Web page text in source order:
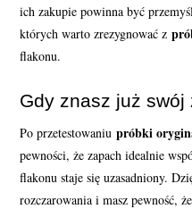
ich zakupie powinna być
których warto zrezygnować z
flakonu.
Gdy znasz już swój
Po przetestowaniupróbki
pewności, że zapach idealnie
flakonu staje się uzasadniony.
rozczarowania i masz pewność,